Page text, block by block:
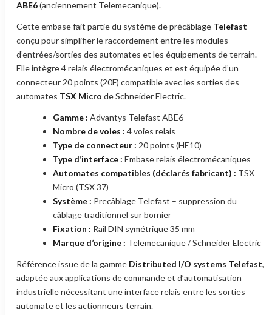
ABE6(anciennement Telemecanique).
Cette embase fait partie du système de précâblage Telefast
conçu pour simplifier le raccordement entre les modules
d’entrées/sorties des automates et les équipements de terrain.
Elle intègre 4 relais électromécaniques et est équipée d’un
connecteur 20 points (20F) compatible avec les sorties des
automates TSX Micro de Schneider Electric.
Gamme : Advantys Telefast ABE6
Nombre de voies : 4 voies relais
Type de connecteur : 20 points (HE10)
Type d’interface : Embase relais électromécaniques
Automates compatibles (déclarés fabricant) : TSX
Micro (TSX 37)
Système : Precâblage Telefast – suppression du
câblage traditionnel sur bornier
Fixation : Rail DIN symétrique 35 mm
Marque d’origine : Telemecanique / Schneider Electric
Référence issue de la gamme Distributed I/O systems Telefast,
adaptée aux applications de commande et d’automatisation
industrielle nécessitant une interface relais entre les sorties
automate et les actionneurs terrain.